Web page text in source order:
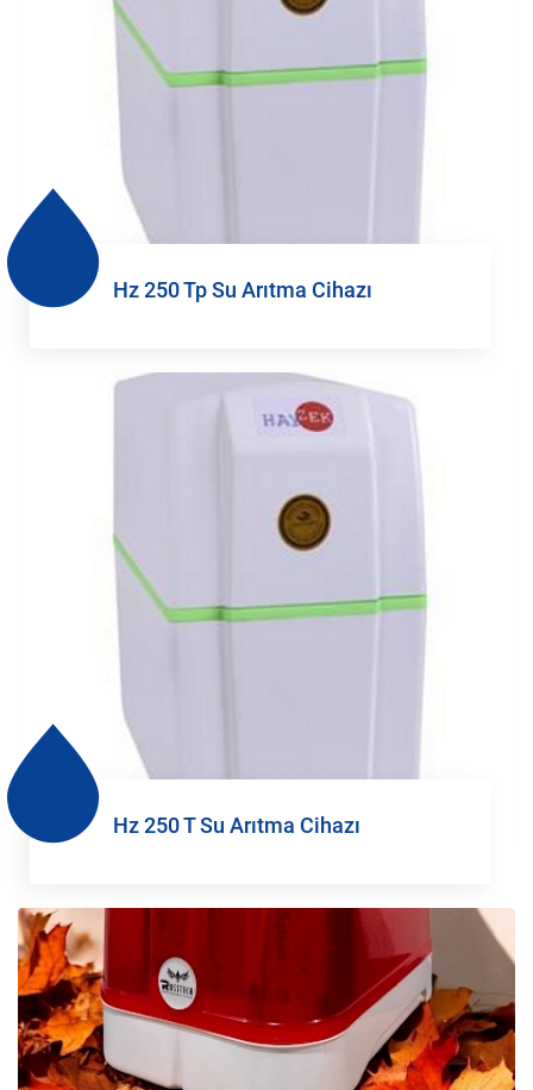
Hz 250 Tp Su Arıtma Cihazı
Hz 250 T Su Arıtma Cihazı